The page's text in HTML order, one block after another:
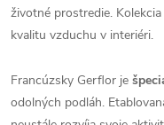
životné prostredie.
kvalitu vzduchu v interiéri.
Francúzsky Gerflor je
odolných podláh.